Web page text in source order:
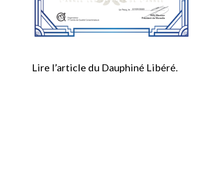
Lire l’article du Dauphiné Libéré.